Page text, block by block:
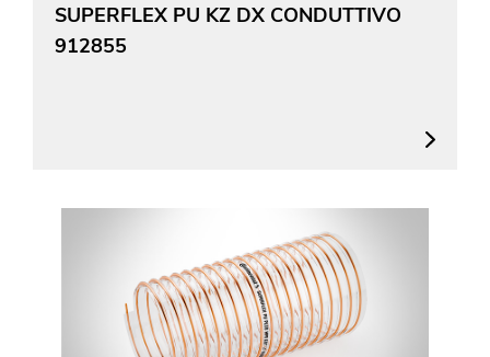
SUPERFLEX PU KZ DX CONDUTTIVO
912855